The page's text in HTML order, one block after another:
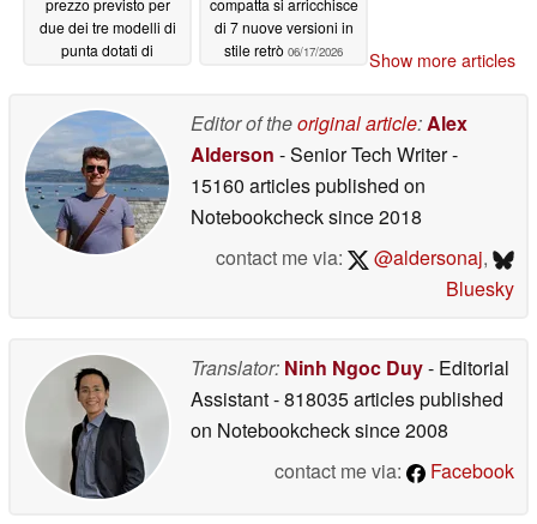
prezzo previsto per
due dei tre modelli di
punta dotati di
compatta si arricchisce
di 7 nuove versioni in
stile retrò 06/17/2026 Show more articles
Editor of theoriginal article:Alex
Alderson - Senior Tech Writer-
15160 articles published on
Notebookchecksince 2018
contact me via:
@aldersonaj,
Bluesky
Translator: Ninh Ngoc Duy- Editorial
Assistant- 818035 articles published
on Notebookchecksince 2008
contact me via:
Facebook